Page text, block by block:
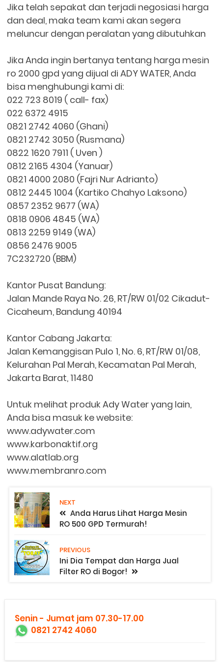
Jika telah sepakat dan terjadi negosiasi harga
dan deal, maka team kami akan segera
meluncur dengan peralatan yang dibutuhkan
Jika Anda ingin bertanya tentang harga mesin
ro 2000 gpd yang dijual di ADY WATER, Anda
bisa menghubungi kami di:
022 723 8019 ( call- fax)
022 6372 4915
0821 2742 4060 (Ghani)
0821 2742 3050 (Rusmana)
0822 1620 7911 ( Uven )
0812 2165 4304 (Yanuar)
0821 4000 2080 (Fajri Nur Adrianto)
0812 2445 1004 (Kartiko Chahyo Laksono)
0857 2352 9677 (WA)
0818 0906 4845 (WA)
0813 2259 9149 (WA)
0856 2476 9005
7C232720 (BBM)
Kantor Pusat Bandung:
Jalan Mande Raya No. 26, RT/RW 01/02 Cikadut-
Cicaheum, Bandung 40194
Kantor Cabang Jakarta:
Jalan Kemanggisan Pulo 1, No. 6, RT/RW 01/08,
Kelurahan Pal Merah, Kecamatan Pal Merah,
Jakarta Barat, 11480
Untuk melihat produk Ady Water yang lain,
Anda bisa masuk ke website:
www.adywater.com
www.karbonaktif.org
www.alatlab.org
www.membranro.com
NEXT
Anda Harus Lihat Harga Mesin
RO 500 GPD Termurah!
PREVIOUS
Ini Dia Tempat dan Harga Jual
Filter RO di Bogor!
Senin - Jumat jam 07.30-17.00
0821 2742 4060